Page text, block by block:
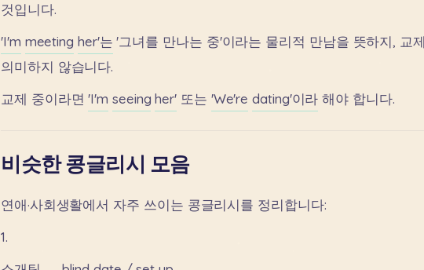
것입니다.
'I'm meeting her'는 '그녀를 만나는 중'이라는 물리적 만남을 뜻하지, 교
의미하지 않습니다.
교제 중이라면 'I'm seeing her' 또는 'We're dating'이라 해야 합니다.
비슷한 콩글리시 모음
연애·사회생활에서 자주 쓰이는 콩글리시를 정리합니다:
1.